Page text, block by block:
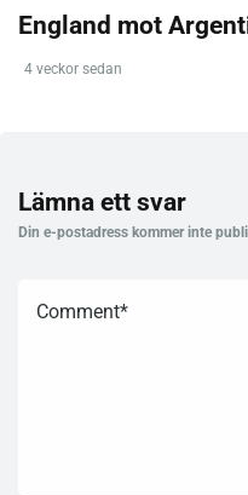
England mot
4 veckor sedan
Lämna ett svar
Din e-postadress kommer inte